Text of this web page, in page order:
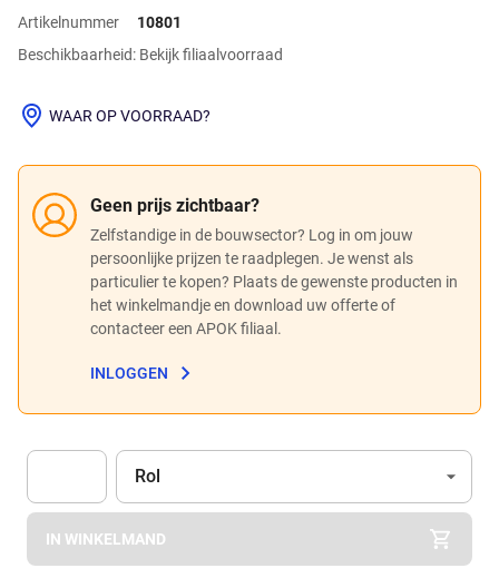
Artikelnummer
10801
Beschikbaarheid: Bekijk filiaalvoorraad
Geen prijs zichtbaar?
Zelfstandige in de bouwsector? Log in om jouw
persoonlijke prijzen te raadplegen. Je wenst als
particulier te kopen? Plaats de gewenste producten in
het winkelmandje en download uw offerte of
contacteer een APOK filiaal.
INLOGGEN
WAAR OP VOORRAAD?
Apok.Product.Detail.AddToCart.Quantity (Optioneel)
Eenheid
Rol
IN WINKELMAND